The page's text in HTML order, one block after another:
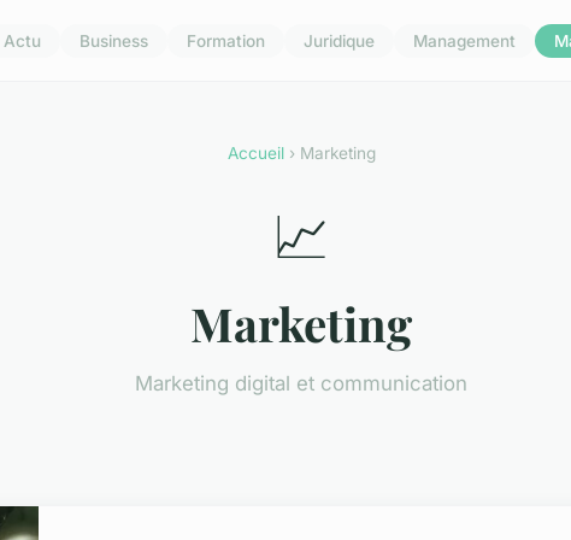
Actu Business Formation Juridique Management
Accueil› Marketing
📈
Marketing
Marketing digital et communication